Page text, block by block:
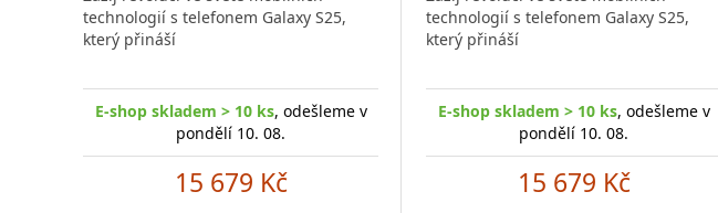
technologií s telefonem Galaxy S25,
který přináší
E-shop skladem > 10 ks, odešleme v
pondělí 10. 08.
15 679 Kč
technologií s telefonem Galaxy S25,
který přináší
E-shop skladem > 10 ks, odešleme v
pondělí 10. 08.
15 679 Kč